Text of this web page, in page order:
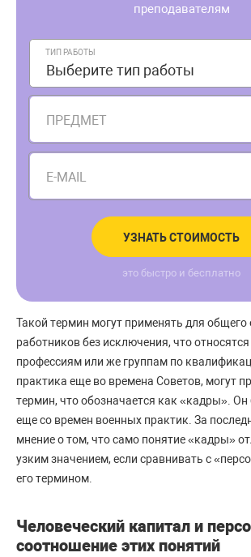
преподавателям
ТИП РАБОТЫ
Выберите тип работы
ПРЕДМЕТ
E-MAIL
УЗНАТЬ СТОИМОСТЬ
это быстро и бесплатно
Такой термин могут применять для общего
работников без исключения, что
профессиям или же группам по
практика еще во времена Советов, могут
термин, что обозначается как «кадры».
еще со времен военных практик. За
мнение о том, что само понятие «кадры»
узким значением, если сравнивать с
его термином.
Человеческий капитал и
соотношение этих понятий